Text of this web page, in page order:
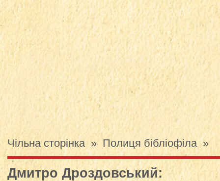
Чільна сторінка» Полиця бібліофіла»
Дмитро Дроздовський: